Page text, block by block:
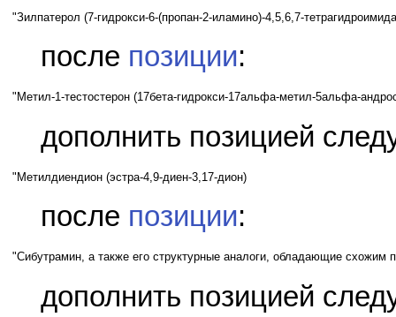
"Зилпатерол (7-гидрокси-6-(пропан-2-иламино)-4,5,6,7-
после позиции:
"Метил-1-тестостерон (17бета-гидрокси-17альфа-метил-5альфа-
дополнить позицией
"Метилдиендион (эстра-4,9-диен-3,17-дион)
после позиции:
"Сибутрамин, а также его структурные аналоги, обладающие схожим
дополнить позицией